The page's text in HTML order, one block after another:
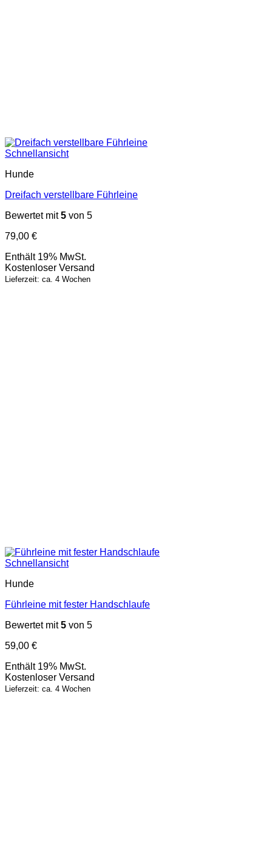
Schnellansicht
Hunde
Dreifach verstellbare Führleine
Bewertet mit5 von 5
79,00 €
Enthält 19% MwSt.
Kostenloser Versand
Lieferzeit: ca. 4 Wochen
Schnellansicht
Hunde
Führleine mit fester Handschlaufe
Bewertet mit5 von 5
59,00 €
Enthält 19% MwSt.
Kostenloser Versand
Lieferzeit: ca. 4 Wochen